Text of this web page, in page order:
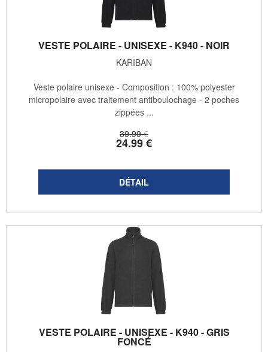
VESTE POLAIRE - UNISEXE - K940 - NOIR
KARIBAN
39.99 €
24.99€
Veste polaire unisexe - Composition : 100% polyester
micropolaire avec traitement antiboulochage - 2 poches
zippées ...
VESTE POLAIRE - UNISEXE - K940 - GRIS
FONCÉ